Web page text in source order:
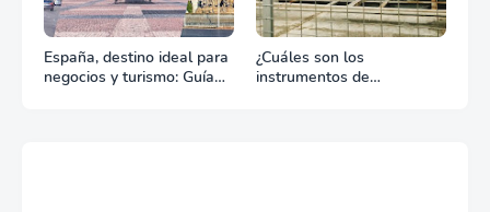
España, destino ideal para
negocios y turismo: Guía
¿Cuáles son los
instrumentos de